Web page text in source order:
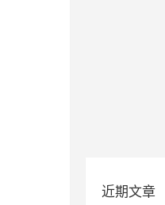
近期文章